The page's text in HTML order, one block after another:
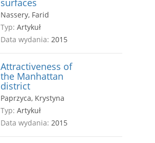
surfaces
Nassery, Farid
Typ: Artykuł
Data wydania: 2015
Attractiveness of
the Manhattan
district
Paprzyca, Krystyna
Typ: Artykuł
Data wydania: 2015